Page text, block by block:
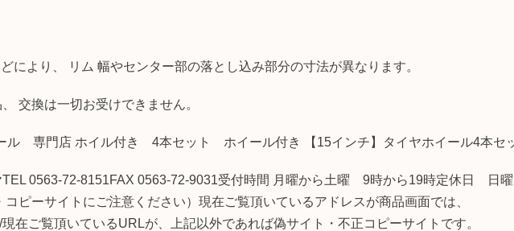
により、 リム 幅やセンター部の落とし込み部分の寸法が異なります。
交換は一切お受けできません。
ル 専門店 ホイル付き 4本セット ホイール付き 【15インチ】タイヤホイール4本セッ
TEL 0563-72-8151FAX 0563-72-9031受付時間 月曜から土曜 9時から19時定休日 日
ピーサイトにご注意ください）現在ご覧頂いているアドレスが商品画面では、
在ご覧頂いているURLが、上記以外であれば偽サイト・不正コピーサイトです。